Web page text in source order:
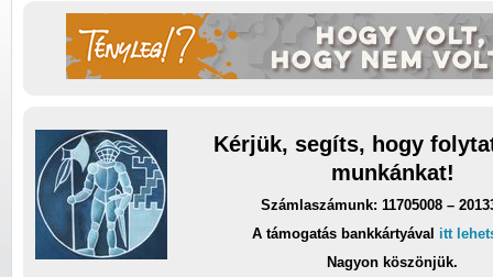
Kérjük, segíts, hogy
munkánkat!
Számlaszámunk: 11705008 –
A támogatás bankkártyával itt
Nagyon köszönjük.